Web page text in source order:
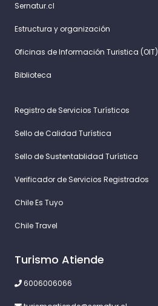
Sernatur.cl
Estructura y organización
Oficinas de Información Turistica (OIT)
Biblioteca
Registro de Servicios Turísticos
Sello de Calidad Turística
Sello de Sustentablidad Turística
Verificador de Servicios Registrados
Chile Es Tuyo
Chile Travel
Turismo Atiende
6006006066